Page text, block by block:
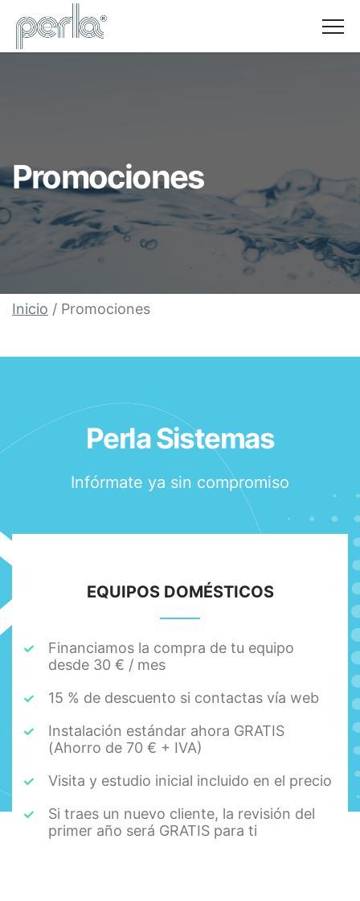
PROMOCIONES
FACILIDADES DE PAGO
PRODUCTOS
Paseo del Limonar, 2
Bloque 2, 5ª A
CORREO ELECTRÓNICO
info@perlasistemas.es
Contáctanos
Promociones
Inicio / Promociones
Perla Sistemas
Infórmate ya sin compromiso
EQUIPOS DOMÉSTICOS
Financiamos la compra de tu equipo
desde 30 € / mes
15 % de descuento si contactas vía web
Instalación estándar ahora GRATIS
(Ahorro de 70 € + IVA)
Visita y estudio inicial incluido en el precio
Si traes un nuevo cliente, la revisión del
primer año será GRATIS para ti